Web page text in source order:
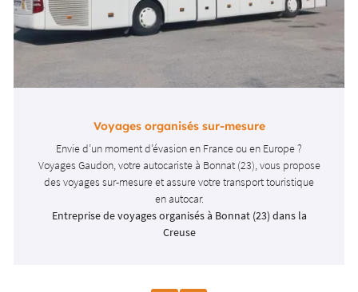
ACCUEIL
Une question
Voyages organisés sur-mesure
Envie d’un moment d’évasion en France ou en Europe ?
Voyages Gaudon, votre autocariste à Bonnat (23), vous propose
des voyages sur-mesure et assure votre transport touristique
en autocar.
Entreprise de voyages organisés à Bonnat (23) dans la
Creuse